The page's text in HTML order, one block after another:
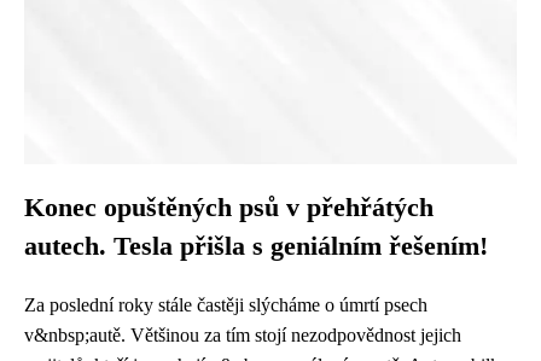
Konec opuštěných psů v přehřátých
autech. Tesla přišla s geniálním řešením!
Za poslední roky stále častěji slýcháme o úmrtí psech
v&nbsp;autě. Většinou za tím stojí nezodpovědnost jejich